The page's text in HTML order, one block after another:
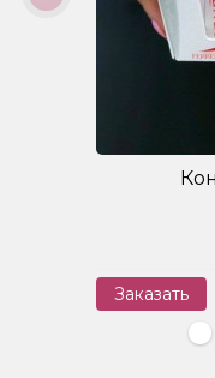
Заказать